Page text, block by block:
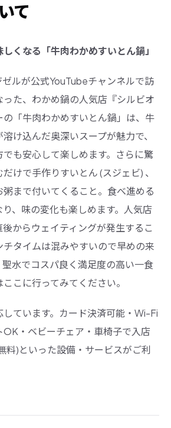
て
くなる「牛肉わかめすいとん鍋」
ルが公式YouTubeチャンネルで訪
た、わかめ鍋の人気店『シルビオ
の「牛肉わかめすいとん鍋」は、牛
け込んだ奥深いスープが魅力で、
も安心して楽しめます。さらに驚
けで手作りすいとん (スジェビ) 、
まで付いてくること。食べ進める
、味の変化も楽しめます。人気店
からウェイティングが発生するこ
チタイムは混みやすいので早めの来
水でコスパ良く満足度の高い一食
こに行ってみてください。
しています。カード決済可能・Wi-Fi
OK・ベビーチェア・車椅子で入店
料)といった設備・サービスがご利